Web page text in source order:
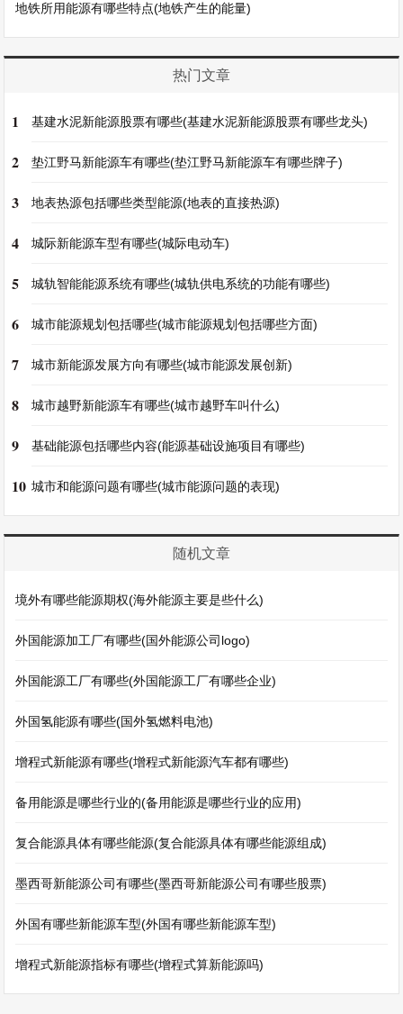
地铁所用能源有哪些特点(地铁产生的能量)
热门文章
1 基建水泥新能源股票有哪些(基建水泥新能源股票有哪些龙头)
2 垫江野马新能源车有哪些(垫江野马新能源车有哪些牌子)
3 地表热源包括哪些类型能源(地表的直接热源)
4 城际新能源车型有哪些(城际电动车)
5 城轨智能能源系统有哪些(城轨供电系统的功能有哪些)
6 城市能源规划包括哪些(城市能源规划包括哪些方面)
7 城市新能源发展方向有哪些(城市能源发展创新)
8 城市越野新能源车有哪些(城市越野车叫什么)
9 基础能源包括哪些内容(能源基础设施项目有哪些)
10 城市和能源问题有哪些(城市能源问题的表现)
随机文章
境外有哪些能源期权(海外能源主要是些什么)
外国能源加工厂有哪些(国外能源公司logo)
外国能源工厂有哪些(外国能源工厂有哪些企业)
外国氢能源有哪些(国外氢燃料电池)
增程式新能源有哪些(增程式新能源汽车都有哪些)
备用能源是哪些行业的(备用能源是哪些行业的应用)
复合能源具体有哪些能源(复合能源具体有哪些能源组成)
墨西哥新能源公司有哪些(墨西哥新能源公司有哪些股票)
外国有哪些新能源车型(外国有哪些新能源车型)
增程式新能源指标有哪些(增程式算新能源吗)